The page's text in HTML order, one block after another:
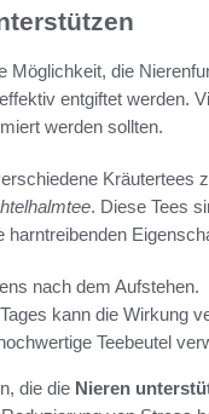
Möglichkeit, die
entgiftet werden.
werden sollten.
Kräutertees
. Diese Tees
nach dem Aufstehen.
kann die Wirkung
Teebeutel
die die Nieren